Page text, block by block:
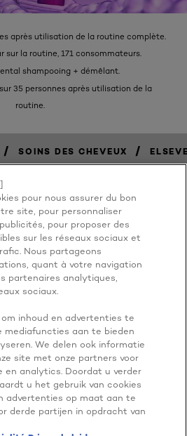
après utilisation de la routine complète.
sur la routine, 171 consommateurs.
shampooing + démêlant.
35 personnes après utilisation de la
routine.
/ SOINS DES CHEVEUX /
IT
pour nous assurer du bon
site, pour personnaliser
pour proposer des
sur les réseaux sociaux et
Nous partageons
quant à votre navigation
partenaires analytiques,
sociaux.
inhoud en advertenties te
mediafuncties aan te bieden
We delen ook informatie
site met onze partners voor
en analytics. Doordat u verder
u het gebruik van cookies
advertenties op maat aan te
derde partijen in opdracht van